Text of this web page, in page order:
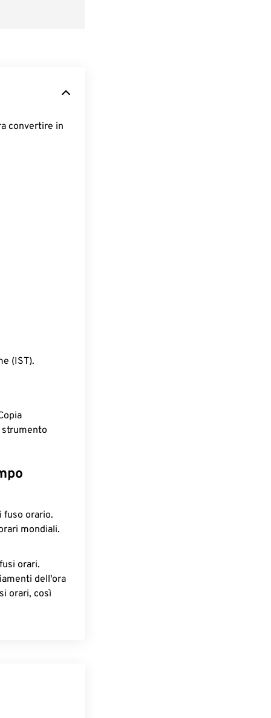
convertire in
(IST).
strumento
fuso orario.
mondiali.
orari.
dell'ora
orari, così